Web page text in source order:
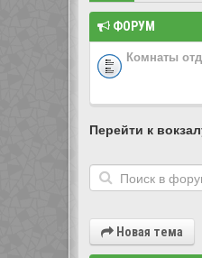
ФОРУМ
Комнаты
Перейти к
Новая тема